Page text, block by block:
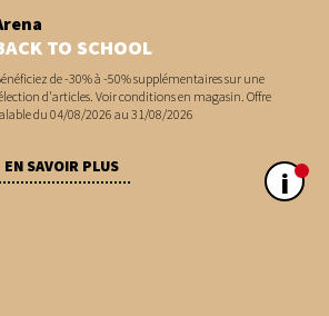
i
TO SCHOOL
de -30% à -50% supplémentaires sur une
d'articles. Voir conditions en magasin. Offre
du 04/08/2026 au 31/08/2026
EN SAVOIR PLUS